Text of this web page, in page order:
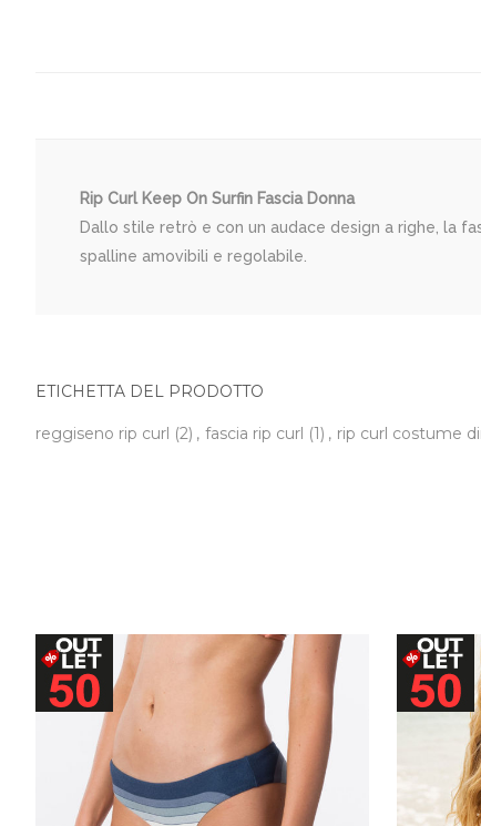
Rip Curl Keep On Surfin Fascia Donna
Dallo stile retrò e con un audace design a righe, la
spalline amovibili e regolabile.
ETICHETTA DEL PRODOTTO
reggiseno rip curl (2) , fascia rip curl (1) , rip curl costume